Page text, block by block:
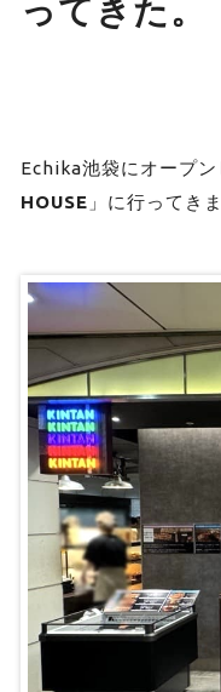
ってきた。
Echika池袋にオープ
HOUSE 」に行ってき